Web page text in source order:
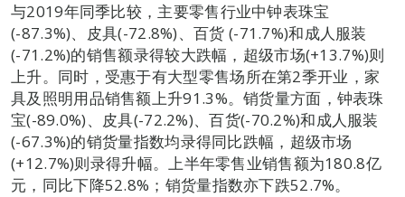
与2019年同季比较，主要零售行业中钟表珠宝
(-87.3%)、皮具(-72.8%)、百货 (-71.7%)和成人服装
(-71.2%)的销售额录得较大跌幅，超级市场(+13.7%)则
上升。同时，受惠于有大型零售场所在第2季开业，家
具及照明用品销售额上升91.3%。销货量方面，钟表珠
宝(-89.0%)、皮具(-72.2%)、百货(-70.2%)和成人服装
(-67.3%)的销货量指数均录得同比跌幅，超级市场
(+12.7%)则录得升幅。上半年零售业销售额为180.8亿
元，同比下降52.8%；销货量指数亦下跌52.7%。